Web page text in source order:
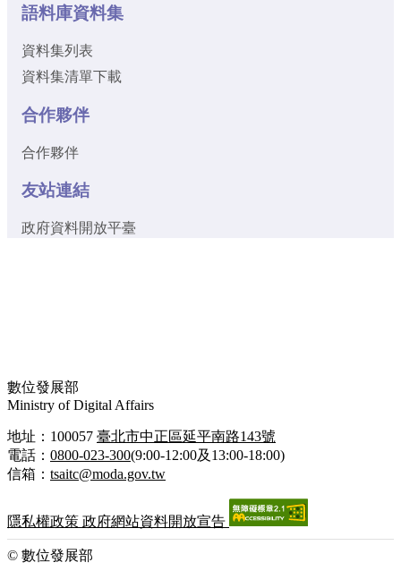
語料庫資料集
資料集列表
資料集清單下載
合作夥伴
合作夥伴
友站連結
政府資料開放平臺
數位發展部
Ministry of Digital Affairs
地址：100057 臺北市中正區延平南路143號
電話： 0800-023-300(9:00-12:00及13:00-18:00)
信箱： tsaitc@moda.gov.tw
隱私權政策 政府網站資料開放宣告
© 數位發展部